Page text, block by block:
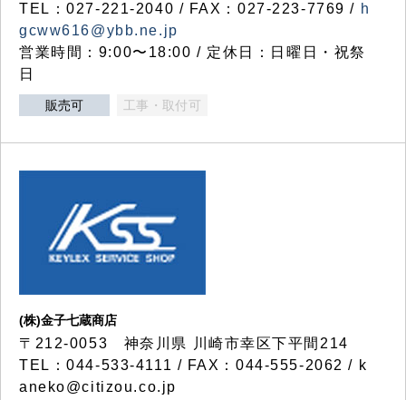
TEL：027-221-2040 / FAX：027-223-7769 / h
gcww616@ybb.ne.jp
営業時間：9:00〜18:00 / 定休日：日曜日・祝祭
日
販売可 工事・取付可
(株)金子七蔵商店
〒212-0053 神奈川県 川崎市幸区下平間214
TEL：044-533-4111 / FAX：044-555-2062 / k
aneko@citizou.co.jp